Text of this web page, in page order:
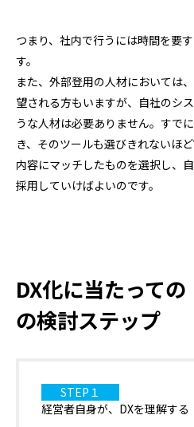
つまり、社内で行うには時間を要
す。
また、外部登用の人材においては
望される方もいますが、自社のシ
うな人材は必要ありません。すで
き、そのツールも選びきれないほ
内容にマッチしたものを選択し、
採用していけばよいのです。
DX化に当たっての
の検討ステップ
STEP１
経営者自身が、DXを理解する